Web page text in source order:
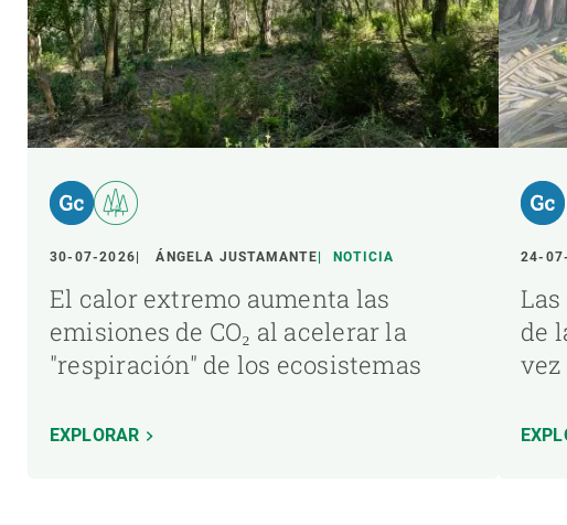
30-07-2026 ÁNGELA JUSTAMANTE NOTICIA
El calor extremo aumenta las
emisiones de CO₂ al acelerar la
"respiración" de los ecosistemas
EXPLORAR
24-
de
vez